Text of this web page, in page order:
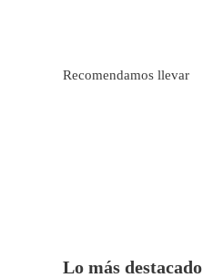
Recomendamos llevar
Lo más destacado